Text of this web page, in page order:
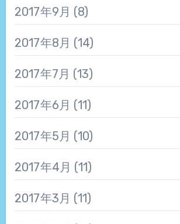
2017年9月 (8)
2017年8月 (14)
2017年7月 (13)
2017年6月 (11)
2017年5月 (10)
2017年4月 (11)
2017年3月 (11)